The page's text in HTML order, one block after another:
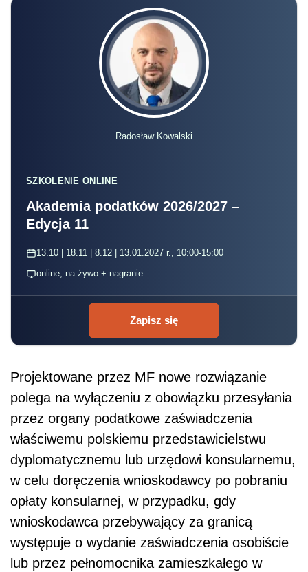
Radosław Kowalski
SZKOLENIE ONLINE
Akademia podatków 2026/2027 –
Edycja 11
13.10 | 18.11 | 8.12 | 13.01.2027 r., 10:00-15:00
online, na żywo + nagranie
Zapisz się
Projektowane przez MF nowe rozwiązanie
polega na wyłączeniu z obowiązku przesyłania
przez organy podatkowe zaświadczenia
właściwemu polskiemu przedstawicielstwu
dyplomatycznemu lub urzędowi konsularnemu,
w celu doręczenia wnioskodawcy po pobraniu
opłaty konsularnej, w przypadku, gdy
wnioskodawca przebywający za granicą
występuje o wydanie zaświadczenia osobiście
lub przez pełnomocnika zamieszkałego w